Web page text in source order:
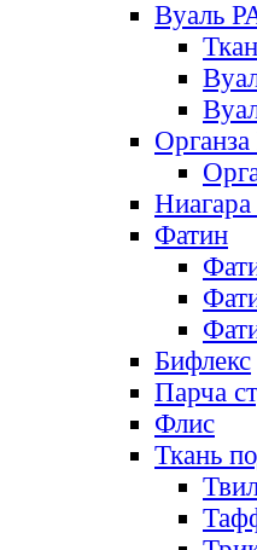
Вуаль
Ниагара
Фатин
Бифлекс
Парча
Флис
Ткань